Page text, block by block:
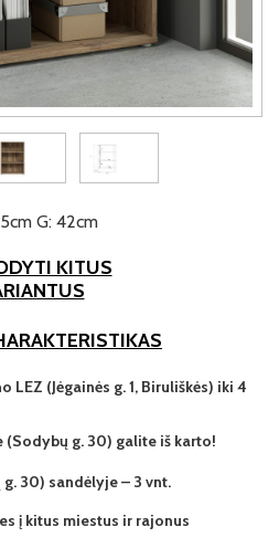
G: 42cm
KITUS
LEZ (Jėgainės g. 1, Biruliškės) iki 4
(Sodybų g. 30) galite iš karto!
30) sandėlyje – 3 vnt.
į kitus miestus ir rajonus